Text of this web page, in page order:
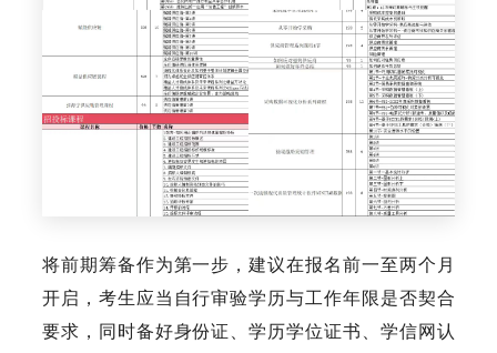
将前期筹备作为第一步，建议在报名前一至两个月
开启，考生应当自行审验学历与工作年限是否契合
要求，同时备好身份证、学历学位证书、学信网认